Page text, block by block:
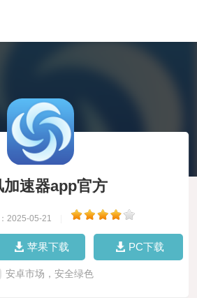
加速器app官方
2025-05-21
苹果下载 PC下载
安卓市场，安全绿色